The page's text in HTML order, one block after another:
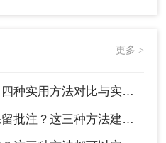
能。那么word文档怎么转换pdf
更多 >
对比与实操指南（附详细表格）！
？这三种方法建议收藏！